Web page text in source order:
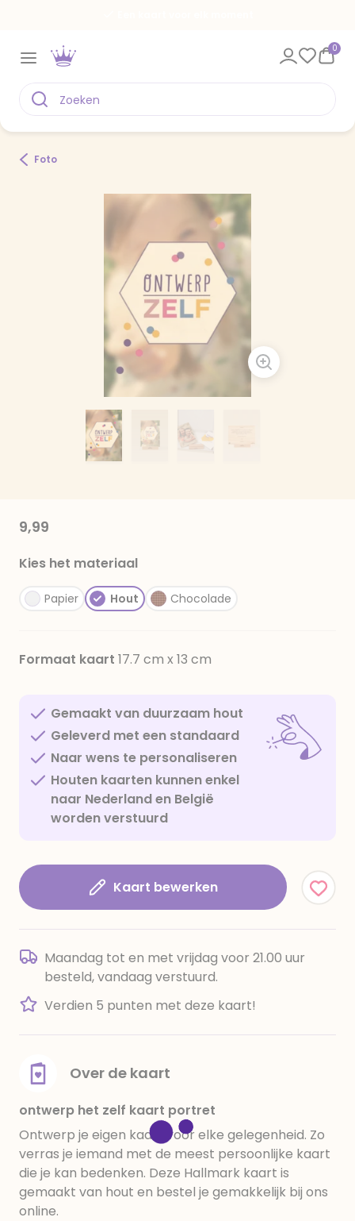
0
Foto
9,99
Kies het materiaal
Papier Hout Chocolade
Formaat kaart 17.7 cm x 13 cm
Gemaakt van duurzaam hout
Geleverd met een standaard
Naar wens te personaliseren
Houten kaarten kunnen enkel
naar Nederland en België
worden verstuurd
Kaart bewerken
Maandag tot en met vrijdag voor 21.00 uur
besteld, vandaag verstuurd.
Verdien 5 punten met deze kaart!
Over de kaart
ontwerp het zelf kaart portret
Ontwerp je eigen kaart voor elke gelegenheid. Zo
verras je iemand met de meest persoonlijke kaart
die je kan bedenken. Deze Hallmark kaart is
gemaakt van hout en bestel je gemakkelijk bij ons
online.